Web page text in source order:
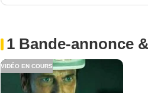
1 Bande-annonce
VIDÉO EN COURS